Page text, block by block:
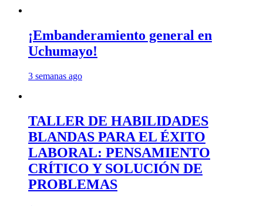
¡Embanderamiento general en
Uchumayo!
3 semanas ago
TALLER DE HABILIDADES
BLANDAS PARA EL ÉXITO
LABORAL: PENSAMIENTO
CRÍTICO Y SOLUCIÓN DE
PROBLEMAS